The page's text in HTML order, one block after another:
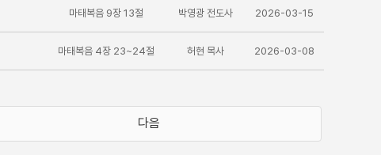
마태복음 9장 13절 박영광 전도사 2026-03-15
마태복음 4장 23~24절 허현 목사 2026-03-08
다음